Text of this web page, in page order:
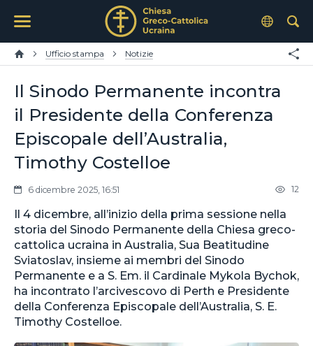
Ufficio stampa Notizie
Il Sinodo Permanente incontra
il Presidente della Conferenza
Episcopale dell’Australia,
Timothy Costelloe
6 dicembre 2025, 16:51 12
Il 4 dicembre, all’inizio della prima sessione nella
storia del Sinodo Permanente della Chiesa greco-
cattolica ucraina in Australia, Sua Beatitudine
Sviatoslav, insieme ai membri del Sinodo
Permanente e a S. Em. il Cardinale Mykola Bychok,
ha incontrato l’arcivescovo di Perth e Presidente
della Conferenza Episcopale dell’Australia, S. E.
Timothy Costelloe.